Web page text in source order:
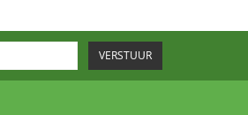
VERSTUUR